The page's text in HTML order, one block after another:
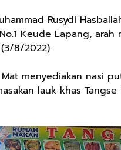
Rusydi
Keude Lapang, arah
8/2022).
Mat menyediakan nasi
lauk khas